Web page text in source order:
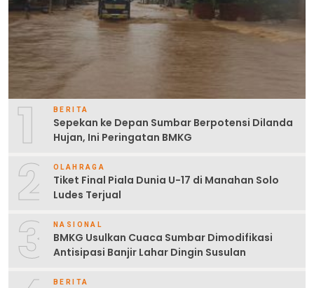
1 BERITA
Sepekan ke Depan Sumbar Berpotensi Dilanda
Hujan, Ini Peringatan BMKG
2 OLAHRAGA
Tiket Final Piala Dunia U-17 di Manahan Solo
Ludes Terjual
3 NASIONAL
BMKG Usulkan Cuaca Sumbar Dimodifikasi
Antisipasi Banjir Lahar Dingin Susulan
BERITA